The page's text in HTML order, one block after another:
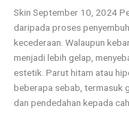
Skin September 10, 2024
daripada proses
kecederaan. Walaupun
menjadi lebih gelap,
estetik. Parut hitam atau
beberapa sebab, termasuk
dan pendedahan kepada